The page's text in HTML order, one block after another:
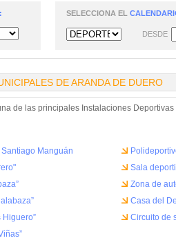
SELECCIONA EL
DESDE
DE ARANDA DE DUERO
de las principales Instalaciones
Manguán
Sala
Zona de
Casa del
Circuito de